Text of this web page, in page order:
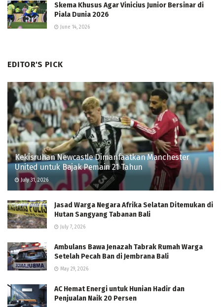
Skema Khusus Agar Vinicius Junior Bersinar di
Piala Dunia 2026
June 14, 2026
EDITOR'S PICK
Kekisruhan Newcastle Dimanfaatkan Manchester
United untuk Bajak Pemain 21 Tahun
July 31, 2026
Jasad Warga Negara Afrika Selatan Ditemukan di
Hutan Sangyang Tabanan Bali
July 7, 2026
Ambulans Bawa Jenazah Tabrak Rumah Warga
Setelah Pecah Ban di Jembrana Bali
May 29, 2026
AC Hemat Energi untuk Hunian Hadir dan
Penjualan Naik 20 Persen